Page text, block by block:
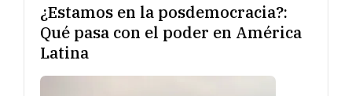
¿Estamos en la posdemocracia?:
Qué pasa con el poder en América
Latina